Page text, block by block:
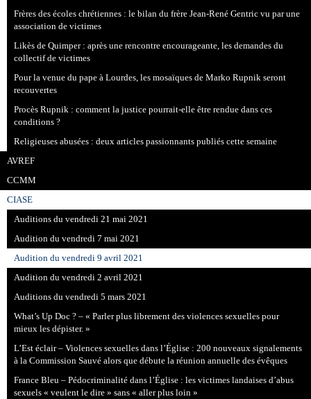
Frères des écoles chrétiennes : le bilan du frère Jean-René Gentric vu par une
association de victimes
Likès de Quimper : après une rencontre encourageante, les demandes du
collectif de victimes
Pour la venue du pape à Lourdes, les mosaïques de Marko Rupnik seront
recouvertes
Procès Rupnik : comment la justice pourrait-elle être rendue dans ces
conditions ?
Religieuses abusées : deux articles passionnants publiés cette semaine
AVREF
CCMM
CIASE
Auditions du vendredi 21 mai 2021
Audition du vendredi 7 mai 2021
Audition du vendredi 9 avril 2021
Audition du vendredi 2 avril 2021
Auditions du vendredi 5 mars 2021
What’s Up Doc ? – « Parler plus librement des violences sexuelles pour
mieux les dépister. »
L’Est éclair – Violences sexuelles dans l’Église : 200 nouveaux signalements
à la Commission Sauvé alors que débute la réunion annuelle des évêques
France Bleu – Pédocriminalité dans l’Église : les victimes landaises d’abus
sexuels « veulent le dire » sans « aller plus loin »